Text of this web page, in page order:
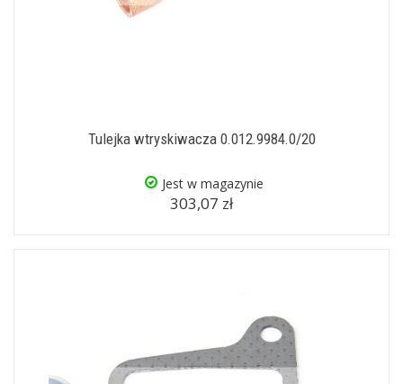
Tulejka wtryskiwacza 0.012.9984.0/20
Jest w magazynie
303,07 zł